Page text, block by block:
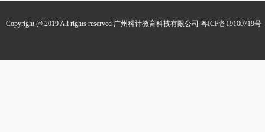
Copyright @ 2019 All rights reserved 广州科计教育科技有限公司 粤ICP备19100719号